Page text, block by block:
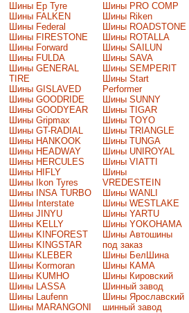
Шины Ep Tyre
Шины FALKEN
Шины Federal
Шины FIRESTONE
Шины Forward
Шины FULDA
Шины GENERAL
TIRE
Шины GISLAVED
Шины GOODRIDE
Шины GOODYEAR
Шины Gripmax
Шины GT-RADIAL
Шины HANKOOK
Шины HEADWAY
Шины HERCULES
Шины HIFLY
Шины Ikon Tyres
Шины INSA TURBO
Шины Interstate
Шины JINYU
Шины KELLY
Шины KINFOREST
Шины KINGSTAR
Шины KLEBER
Шины Kormoran
Шины KUMHO
Шины LASSA
Шины Laufenn
Шины MARANGONI
Шины PRO COMP
Шины Riken
Шины ROADSTONE
Шины ROTALLA
Шины SAILUN
Шины SAVA
Шины SEMPERIT
Шины Start
Performer
Шины SUNNY
Шины TIGAR
Шины TOYO
Шины TRIANGLE
Шины TUNGA
Шины UNIROYAL
Шины VIATTI
Шины
VREDESTEIN
Шины WANLI
Шины WESTLAKE
Шины YARTU
Шины YOKOHAMA
Шины Автошины
под заказ
Шины БелШина
Шины КАМА
Шины Кировский
Шинный завод
Шины Ярославский
шинный завод